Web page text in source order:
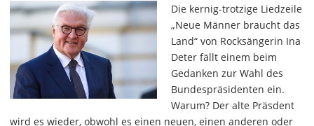
Die kernig-trotzige Liedzeile
„Neue Männer braucht das
Land“ von Rocksängerin Ina
Deter fällt einem beim
Gedanken zur Wahl des
Bundespräsidenten ein.
Warum? Der alte Präsdent
wird es wieder, obwohl es einen neuen, einen anderen oder